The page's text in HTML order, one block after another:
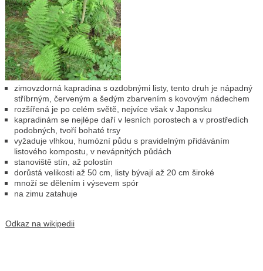
zimovzdorná kapradina s ozdobnými listy, tento druh je nápadný
stříbrným, červeným a šedým zbarvením s kovovým nádechem
rozšířená je po celém světě, nejvíce však v Japonsku
kapradinám se nejlépe daří v lesních porostech a v prostředích
podobných, tvoří bohaté trsy
vyžaduje vlhkou, humózní půdu s pravidelným přidáváním
listového kompostu, v nevápnitých půdách
stanoviště stín, až polostín
dorůstá velikosti až 50 cm, listy bývají až 20 cm široké
množí se dělením i výsevem spór
na zimu zatahuje
Odkaz na wikipedii